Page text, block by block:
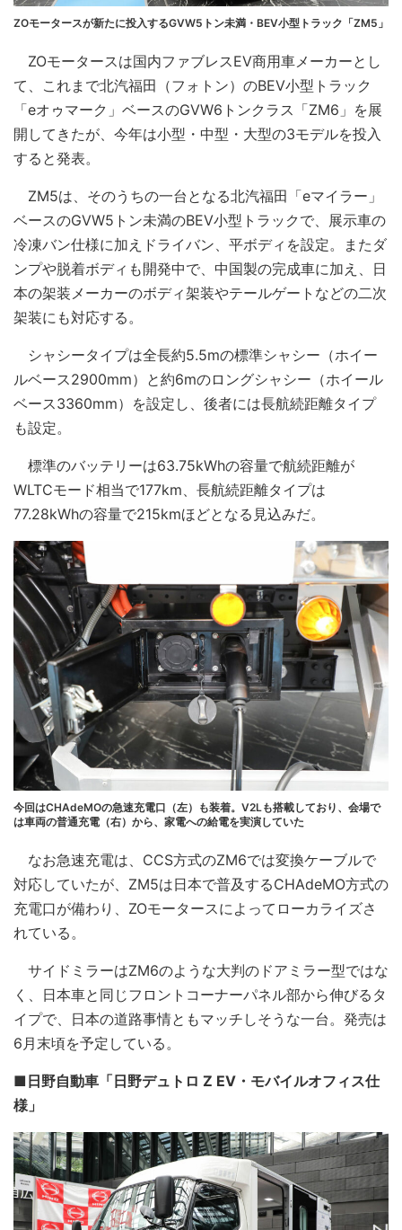
ZOモータースが新たに投入するGVW5トン未満・BEV小型トラック「ZM5」
ZOモータースは国内ファブレスEV商用車メーカーとし
て、これまで北汽福田（フォトン）のBEV小型トラック
「eオゥマーク」ベースのGVW6トンクラス「ZM6」を展
開してきたが、今年は小型・中型・大型の3モデルを投入
すると発表。
ZM5は、そのうちの一台となる北汽福田「eマイラー」
ベースのGVW5トン未満のBEV小型トラックで、展示車の
冷凍バン仕様に加えドライバン、平ボディを設定。またダ
ンプや脱着ボディも開発中で、中国製の完成車に加え、日
本の架装メーカーのボディ架装やテールゲートなどの二次
架装にも対応する。
シャシータイプは全長約5.5mの標準シャシー（ホイー
ルベース2900mm）と約6mのロングシャシー（ホイール
ベース3360mm）を設定し、後者には長航続距離タイプ
も設定。
標準のバッテリーは63.75kWhの容量で航続距離が
WLTCモード相当で177km、長航続距離タイプは
77.28kWhの容量で215kmほどとなる見込みだ。
今回はCHAdeMOの急速充電口（左）も装着。V2Lも搭載しており、会場で
は車両の普通充電（右）から、家電への給電を実演していた
なお急速充電は、CCS方式のZM6では変換ケーブルで
対応していたが、ZM5は日本で普及するCHAdeMO方式の
充電口が備わり、ZOモータースによってローカライズさ
れている。
サイドミラーはZM6のような大判のドアミラー型ではな
く、日本車と同じフロントコーナーパネル部から伸びるタ
イプで、日本の道路事情ともマッチしそうな一台。発売は
6月末頃を予定している。
■日野自動車「日野デュトロ Z EV・モバイルオフィス仕
様」